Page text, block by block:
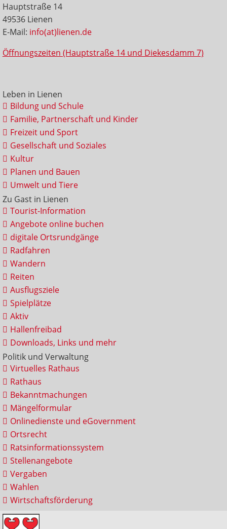
Hauptstraße 14
49536 Lienen
E-Mail: info(at)lienen.de
Öffnungszeiten (Hauptstraße 14 und Diekesdamm 7)
Leben in Lienen
Bildung und Schule
Familie, Partnerschaft und Kinder
Freizeit und Sport
Gesellschaft und Soziales
Kultur
Planen und Bauen
Umwelt und Tiere
Zu Gast in Lienen
Tourist-Information
Angebote online buchen
digitale Ortsrundgänge
Radfahren
Wandern
Reiten
Ausflugsziele
Spielplätze
Aktiv
Hallenfreibad
Downloads, Links und mehr
Politik und Verwaltung
Virtuelles Rathaus
Rathaus
Bekanntmachungen
Mängelformular
Onlinedienste und eGovernment
Ortsrecht
Ratsinformationssystem
Stellenangebote
Vergaben
Wahlen
Wirtschaftsförderung